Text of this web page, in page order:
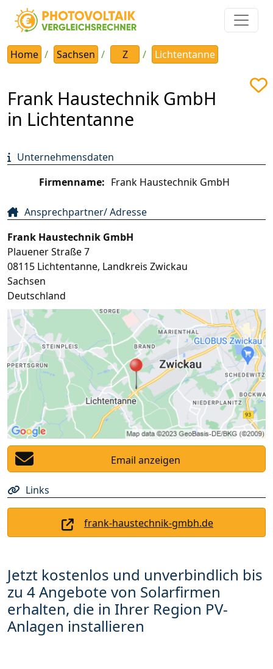
Home Sachsen Z Lichtentanne
Frank Haustechnik GmbH
in Lichtentanne
Unternehmensdaten
Firmenname: Frank Haustechnik GmbH
Ansprechpartner/ Adresse
Frank Haustechnik GmbH
Plauener Straße 7
08115 Lichtentanne, Landkreis Zwickau
Sachsen
Deutschland
Email anzeigen
Links
frank-haustechnik-gmbh.de
Jetzt kostenlos und unverbindlich bis
zu 4 Angebote von Solarfirmen
erhalten, die in Ihrer Region PV-
Anlagen installieren